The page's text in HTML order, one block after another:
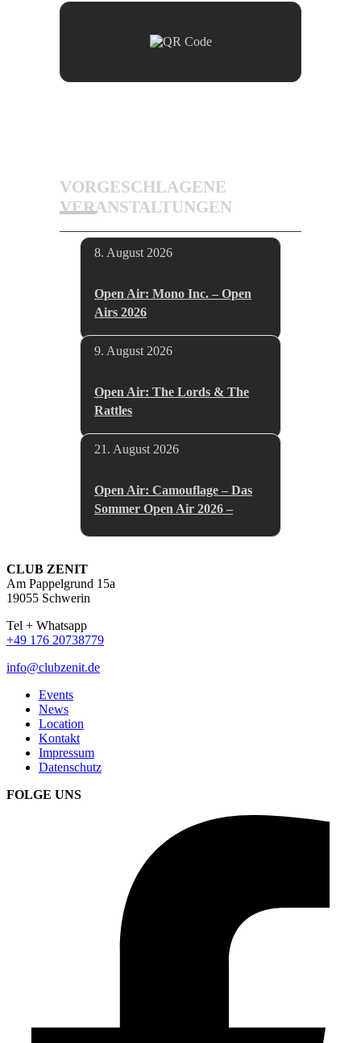
VORGESCHLAGENE
VERANSTALTUNGEN
8. August 2026
Open Air: Mono Inc. – Open
Airs 2026
9. August 2026
Open Air: The Lords & The
Rattles
21. August 2026
Open Air: Camouflage – Das
Sommer Open Air 2026 –
CLUB ZENIT
Am Pappelgrund 15a
19055 Schwerin
Tel + Whatsapp
+49 176 20738779
info@clubzenit.de
Events
News
Location
Kontakt
Impressum
Datenschutz
FOLGE UNS